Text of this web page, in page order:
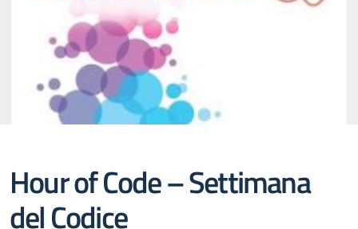
Hour of Code – Settimana
del Codice